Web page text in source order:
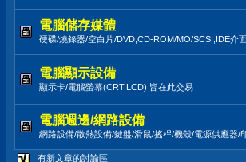
電腦儲存媒體
硬碟/燒錄器/空白片/DVD,CD-ROM/MO/SCSI,IDE介
電腦顯示設備
顯示卡/電腦螢幕(CRT,LCD) 皆在此交易
電腦週邊/網路設備
網路設備/散熱設備/鍵盤/滑鼠/搖桿/機殼/電源供應器/
有新文章的討論區